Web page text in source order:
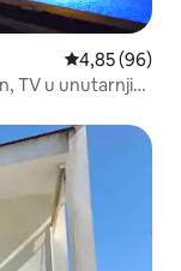
Prosječna
4,85 (96)
TV u unutarnjim